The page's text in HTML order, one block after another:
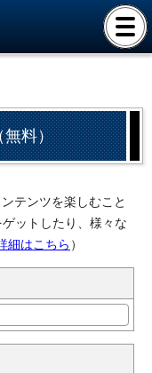
無料）
テンツを楽しむこと
ットしたり、様々な
細はこちら ）